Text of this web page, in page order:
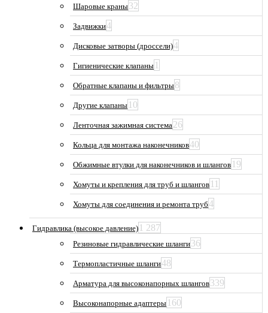
Шаровые краны32
Задвижки4
Дисковые затворы (дроссели)4
Гигиенические клапаны 1
Обратные клапаны и фильтры8
Другие клапаны 10
Ленточная зажимная система26
Кольца для монтажа наконечников40
Обжимные втулки для наконечников и шлангов 19
Хомуты и крепления для труб и шлангов 11
Хомуты для соединения и ремонта труб4
Гидравлика (высокое давление) 1 287
Резиновые гидравлические шланги36
Термопластичные шланги48
Арматура для высоконапорных шлангов339
Высоконапорные адаптеры 160